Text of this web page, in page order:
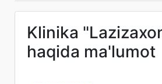
Klinika
haqida ma'lumot